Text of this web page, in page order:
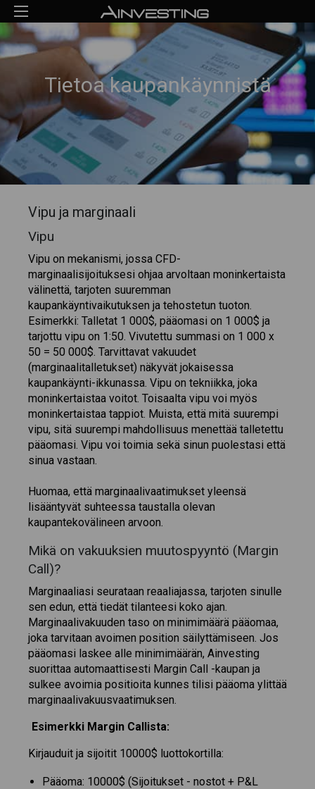
Tietoa kaupankäynnistä
Vipu ja marginaali
Vipu
Vipu on mekanismi, jossa CFD-
marginaalisijoituksesi ohjaa arvoltaan moninkertaista
välinettä, tarjoten suuremman
kaupankäyntivaikutuksen ja tehostetun tuoton.
Esimerkki: Talletat 1 000$, pääomasi on 1 000$ ja
tarjottu vipu on 1:50. Vivutettu summasi on 1 000 x
50 = 50 000$. Tarvittavat vakuudet
(marginaalitalletukset) näkyvät jokaisessa
kaupankäynti-ikkunassa. Vipu on tekniikka, joka
moninkertaistaa voitot. Toisaalta vipu voi myös
moninkertaistaa tappiot. Muista, että mitä suurempi
vipu, sitä suurempi mahdollisuus menettää talletettu
pääomasi. Vipu voi toimia sekä sinun puolestasi että
sinua vastaan.
Huomaa, että marginaalivaatimukset yleensä
lisääntyvät suhteessa taustalla olevan
kaupantekovälineen arvoon.
Mikä on vakuuksien muutospyyntö (Margin
Call)?
Marginaaliasi seurataan reaaliajassa, tarjoten sinulle
sen edun, että tiedät tilanteesi koko ajan.
Marginaalivakuuden taso on minimimäärä pääomaa,
joka tarvitaan avoimen position säilyttämiseen. Jos
pääomasi laskee alle minimimäärän, Ainvesting
suorittaa automaattisesti Margin Call -kaupan ja
sulkee avoimia positioita kunnes tilisi pääoma ylittää
marginaalivakuusvaatimuksen.
Esimerkki Margin Callista:
Kirjauduit ja sijoitit 10000$ luottokortilla:
Pääoma: 10000$ (Sijoitukset - nostot + P&L